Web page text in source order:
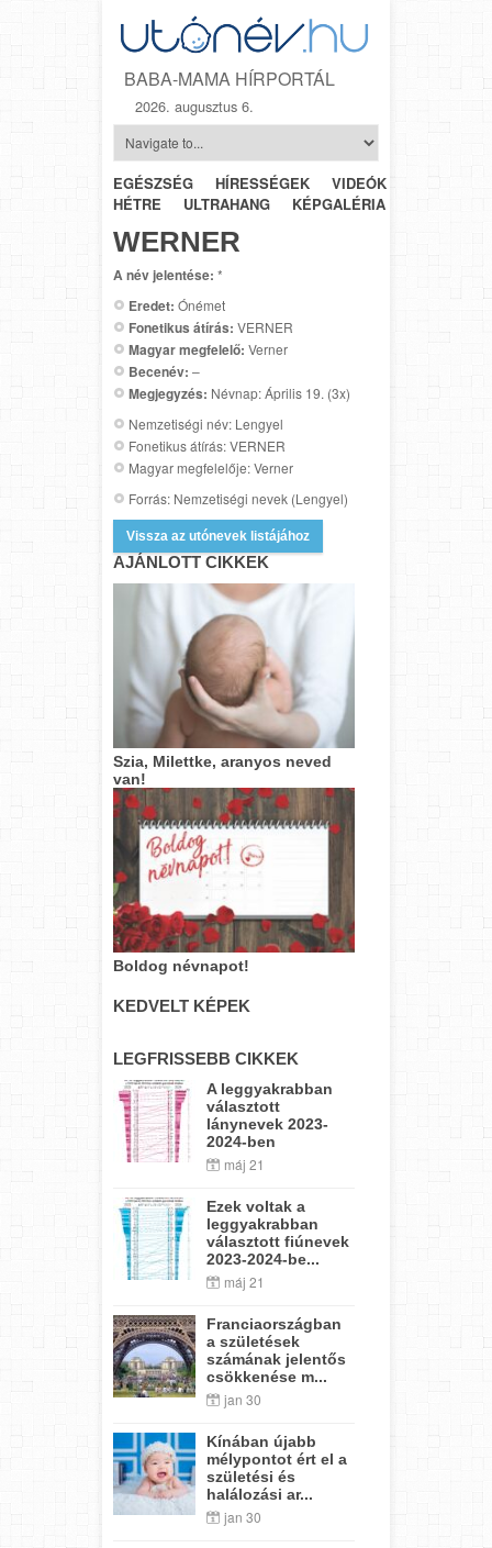
BABA-MAMA HÍRPORTÁL
2026. augusztus 6.
EGÉSZSÉG HÍRESSÉGEK VIDEÓK
HÉTRŐL-
HÉTRE
ULTRAHANG KÉPGALÉRIA
WERNER
A név jelentése: *
Eredet: Ónémet
Fonetikus átírás: VERNER
Magyar megfelelő: Verner
Becenév: –
Megjegyzés: Névnap: Április 19. (3x)
Nemzetiségi név: Lengyel
Fonetikus átírás: VERNER
Magyar megfelelője: Verner
Forrás: Nemzetiségi nevek (Lengyel)
Vissza az utónevek listájához
AJÁNLOTT CIKKEK
Szia, Milettke, aranyos neved
van!
Boldog névnapot!
KEDVELT KÉPEK
LEGFRISSEBB CIKKEK
A leggyakrabban
választott
lánynevek 2023-
2024-ben
máj 21
Ezek voltak a
leggyakrabban
választott fiúnevek
2023-2024-be...
máj 21
Franciaországban
a születések
számának jelentős
csökkenése m...
jan 30
Kínában újabb
mélypontot ért el a
születési és
halálozási ar...
jan 30